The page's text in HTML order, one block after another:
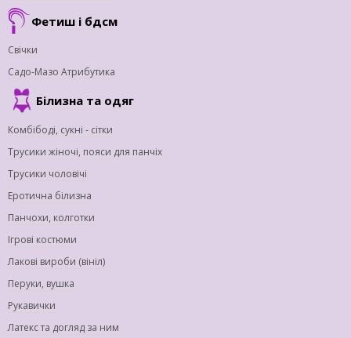
Фетиш і бдсм
Свічки
Садо-Мазо Атрибутика
Білизна та одяг
Комбібоді, сукні - сітки
Трусики жіночі, пояси для панчіх
Трусики чоловічі
Еротична білизна
Панчохи, колготки
Ігрові костюми
Лакові вироби (вініл)
Перуки, вушка
Рукавички
Латекс та догляд за ним